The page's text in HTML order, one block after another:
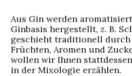
Aus Gin werden
Ginbasis hergestellt, z. B.
geschieht traditionell durch
Früchten, Aromen und
wollen wir Ihnen
in der Mixologie erzählen.